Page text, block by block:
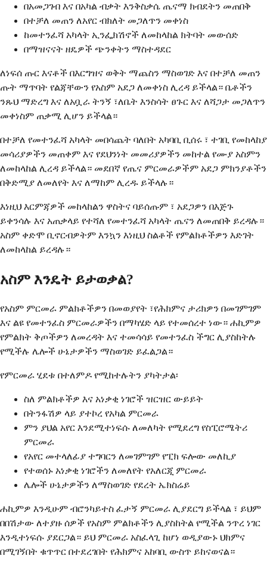
በአመጋገብ እና በአካል ብቃት እንቅስቃሴ ጤናማ ክብደትን መጠበቅ
በተቻለ መጠን ለአየር ብክለት መጋለጥን መቀነስ
ከመተንፈሻ አካላት ኢንፌክሽኖች ለመከላከል ክትባት መውሰድ
በማዝናናት ዘዴዎች ጭንቀትን ማስተዳደር
ለነፍሰ ጡር እናቶች በእርግዝና ወቅት ማጨስን ማስወገድ እና በተቻለ መጠን
ጡት ማጥባት የልጃቸውን የአስም አደጋ ለመቀነስ ሊረዳ ይችላል። ቤቶችን
ንጹህ ማድረግ እና ለአቧራ ትንኝ ፣ለቤት እንስሳት ፀጉር እና ለሻጋታ መጋለጥን
መቀነስም ጠቃሚ ሊሆን ይችላል።
በተቻለ የመተንፈሻ አካላት መበሳጨት ባለበት አካባቢ ቢሰሩ ፣ ተገቢ የመከላከያ
መሳሪያዎችን መጠቀም እና የደህንነት መመሪያዎችን መከተል የሙያ አስምን
ለመከላከል ሊረዳ ይችላል። መደበኛ የጤና ምርመራዎችም አደጋ ምክንያቶችን
በቅድሚያ ለመለየት እና ለማከም ሊረዱ ይችላሉ።
እነዚህ እርምጃዎች መከላከልን ዋስትና ባይሰጡም ፣ አደጋዎን በእጅጉ
ይቀንሳሉ እና አጠቃላይ የተሻለ የመተንፈሻ አካላት ጤናን ለመጠበቅ ይረዳሉ።
አስም ቀድሞ ቢኖርብዎትም እንኳን እነዚህ ስልቶች የምልክቶችዎን እድገት
ለመከላከል ይረዳሉ።
አስም እንዴት ይታወቃል?
የአስም ምርመራ ምልክቶችዎን በመወያየት ፣የሕክምና ታሪክዎን በመገምገም
እና ልዩ የመተንፈስ ምርመራዎችን በማካሄድ ላይ የተመሰረተ ነው። ሐኪምዎ
የምልክት ቅጦችዎን ለመረዳት እና ተመሳሳይ የመተንፈስ ችግር ሊያስከትሉ
የሚችሉ ሌሎች ሁኔታዎችን ማስወገድ ይፈልጋል።
የምርመራ ሂደቱ በተለምዶ የሚከተሉትን ያካትታል፡
ስለ ምልክቶችዎ እና አነቃቂ ነገሮች ዝርዝር ውይይት
በትንፋሽዎ ላይ ያተኮረ የአካል ምርመራ
ምን ያህል አየር እንደሚተነፍሱ ለመለካት የሚደረግ የስፒሮሜትሪ
ምርመራ
የአየር መተላለፊያ ተግባርን ለመገምገም የፒክ ፍሎው መለኪያ
የተወሰኑ አነቃቂ ነገሮችን ለመለየት የአለርጂ ምርመራ
ሌሎች ሁኔታዎችን ለማስወገድ የደረት ኤክስሬይ
ሐኪምዎ እንዲሁም ብሮንካይተስ ፈታኝ ምርመራ ሊያደርግ ይችላል ፣ ይህም
በበሽታው ለተያዙ ሰዎች የአስም ምልክቶችን ሊያስከትል የሚችል ንጥረ ነገር
እንዲተነፍሱ ያደርጋል። ይህ ምርመራ አስፈላጊ ከሆነ ወዲያውኑ ህክምና
በሚገኝበት ቁጥጥር በተደረገበት የሕክምና አከባቢ ውስጥ ይከናወናል።